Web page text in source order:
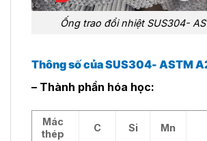
Ống trao đổi nhiệt SUS304-
Thông số của SUS304- ASTM
– Thành phần hóa học:
Mác
thép
C Si Mn